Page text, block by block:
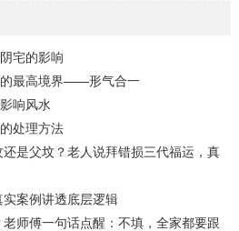
白的天地盘（内含十二地支）、月将、当天日
：核心步骤——排四课四课是“三传”之母，此
定月将（布“天盘”的...
宅的影响
的最高境界——形气合一
响风水
处理方法
还是父坟？老人说拜错损三代福运，真
案例讲透底层逻辑
师傅一句话点醒：不填，全家都要跟